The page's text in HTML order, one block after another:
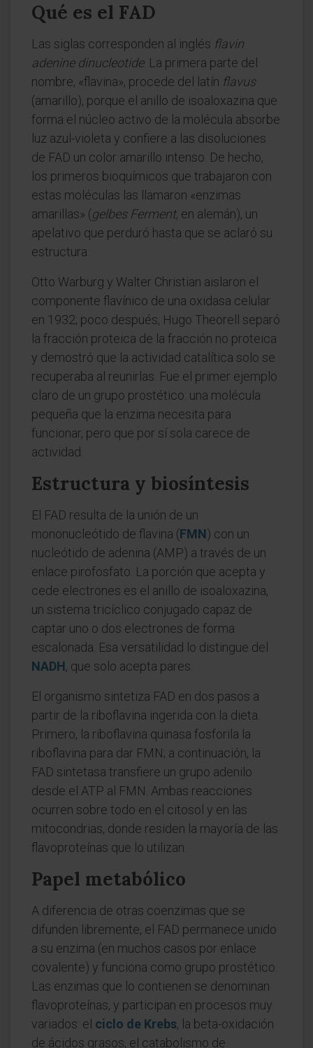
Qué es el FAD
Las siglas corresponden al inglés flavin
adenine dinucleotide. La primera parte del
nombre, «flavina», procede del latín flavus
(amarillo), porque el anillo de isoaloxazina que
forma el núcleo activo de la molécula absorbe
luz azul-violeta y confiere a las disoluciones
de FAD un color amarillo intenso. De hecho,
los primeros bioquímicos que trabajaron con
estas moléculas las llamaron «enzimas
amarillas» (gelbes Ferment, en alemán), un
apelativo que perduró hasta que se aclaró su
estructura.
Otto Warburg y Walter Christian aislaron el
componente flavínico de una oxidasa celular
en 1932; poco después, Hugo Theorell separó
la fracción proteica de la fracción no proteica
y demostró que la actividad catalítica solo se
recuperaba al reunirlas. Fue el primer ejemplo
claro de un grupo prostético: una molécula
pequeña que la enzima necesita para
funcionar, pero que por sí sola carece de
actividad.
Estructura y biosíntesis
El FAD resulta de la unión de un
mononucleótido de flavina (FMN) con un
nucleótido de adenina (AMP) a través de un
enlace pirofosfato. La porción que acepta y
cede electrones es el anillo de isoaloxazina,
un sistema tricíclico conjugado capaz de
captar uno o dos electrones de forma
escalonada. Esa versatilidad lo distingue del
NADH, que solo acepta pares.
El organismo sintetiza FAD en dos pasos a
partir de la riboflavina ingerida con la dieta.
Primero, la riboflavina quinasa fosforila la
riboflavina para dar FMN; a continuación, la
FAD sintetasa transfiere un grupo adenilo
desde el ATP al FMN. Ambas reacciones
ocurren sobre todo en el citosol y en las
mitocondrias, donde residen la mayoría de las
flavoproteínas que lo utilizan.
Papel metabólico
A diferencia de otras coenzimas que se
difunden libremente, el FAD permanece unido
a su enzima (en muchos casos por enlace
covalente) y funciona como grupo prostético.
Las enzimas que lo contienen se denominan
flavoproteínas, y participan en procesos muy
variados: el ciclo de Krebs, la beta-oxidación
de ácidos grasos, el catabolismo de